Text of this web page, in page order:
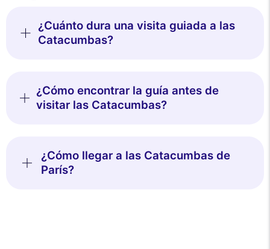
¿Cuánto dura una visita guiada a las
Catacumbas?
¿Cómo encontrar la guía antes de
visitar las Catacumbas?
¿Cómo llegar a las Catacumbas de
París?